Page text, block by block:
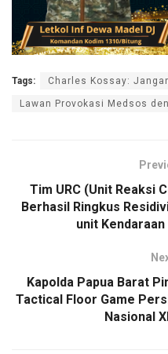
Tags: Charles Kossay:
Lawan Provokasi Medsos
Tim URC (Unit Reaksi
Berhasil Ringkus
unit
Kapolda Papua Barat
Tactical Floor Game
Nasional